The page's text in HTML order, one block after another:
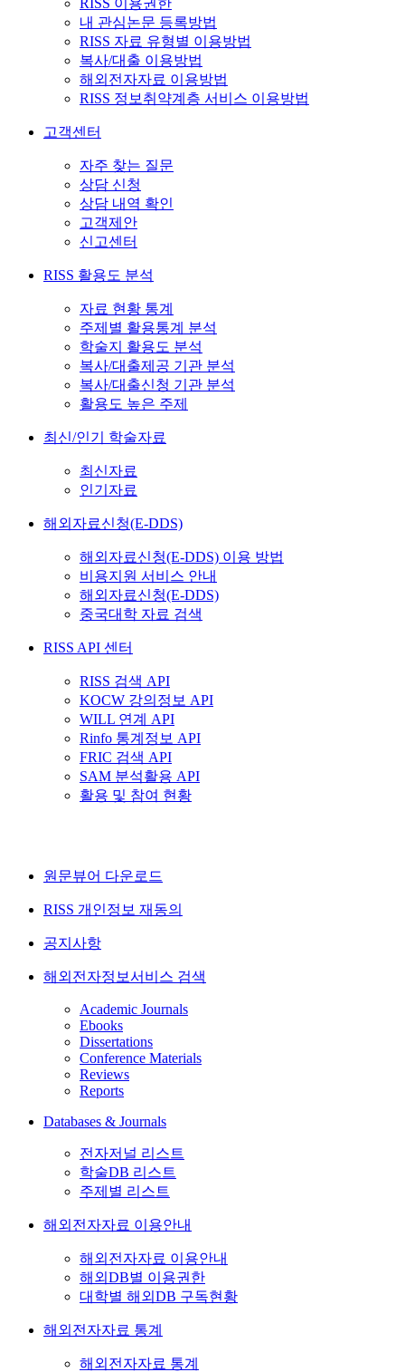
RISS 이용권한
내 관심논문 등록방법
RISS 자료 유형별 이용방법
복사/대출 이용방법
해외전자자료 이용방법
RISS 정보취약계층 서비스 이용방법
고객센터
자주 찾는 질문
상담 신청
상담 내역 확인
고객제안
신고센터
RISS 활용도 분석
자료 현황 통계
주제별 활용통계 분석
학술지 활용도 분석
복사/대출제공 기관 분석
복사/대출신청 기관 분석
활용도 높은 주제
최신/인기 학술자료
최신자료
인기자료
해외자료신청(E-DDS)
해외자료신청(E-DDS) 이용 방법
비용지원 서비스 안내
해외자료신청(E-DDS)
중국대학 자료 검색
RISS API 센터
RISS 검색 API
KOCW 강의정보 API
WILL 연계 API
Rinfo 통계정보 API
FRIC 검색 API
SAM 분석활용 API
활용 및 참여 현황
원문뷰어 다운로드
RISS 개인정보 재동의
공지사항
해외전자정보서비스 검색
Academic Journals
Ebooks
Dissertations
Conference Materials
Reviews
Reports
Databases & Journals
전자저널 리스트
학술DB 리스트
주제별 리스트
해외전자자료 이용안내
해외전자자료 이용안내
해외DB별 이용권한
대학별 해외DB 구독현황
해외전자자료 통계
해외전자자료 통계